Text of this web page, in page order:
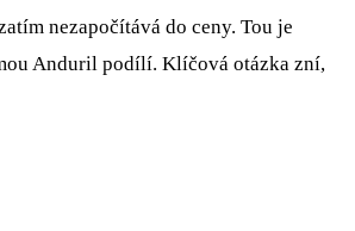
nezapočítává do ceny. Tou je
Anduril podílí. Klíčová otázka zní,